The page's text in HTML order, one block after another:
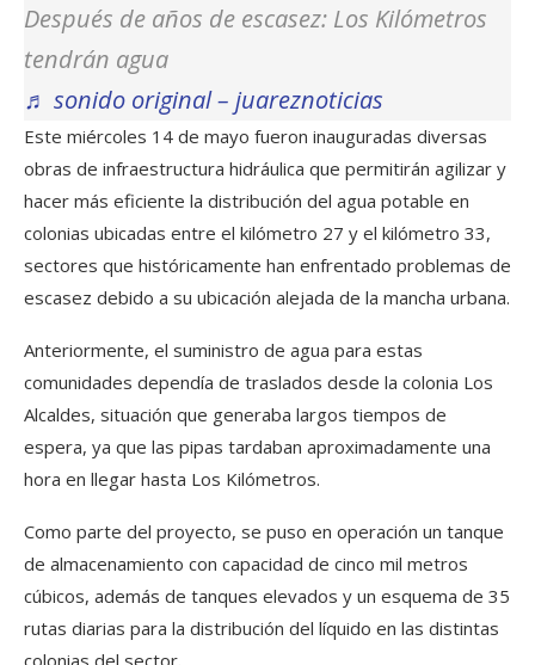
Después de años de escasez: Los Kilómetros
tendrán agua
♬ sonido original – juareznoticias
Este miércoles 14 de mayo fueron inauguradas diversas
obras de infraestructura hidráulica que permitirán agilizar y
hacer más eficiente la distribución del agua potable en
colonias ubicadas entre el kilómetro 27 y el kilómetro 33,
sectores que históricamente han enfrentado problemas de
escasez debido a su ubicación alejada de la mancha urbana.
Anteriormente, el suministro de agua para estas
comunidades dependía de traslados desde la colonia Los
Alcaldes, situación que generaba largos tiempos de
espera, ya que las pipas tardaban aproximadamente una
hora en llegar hasta Los Kilómetros.
Como parte del proyecto, se puso en operación un tanque
de almacenamiento con capacidad de cinco mil metros
cúbicos, además de tanques elevados y un esquema de 35
rutas diarias para la distribución del líquido en las distintas
colonias del sector.